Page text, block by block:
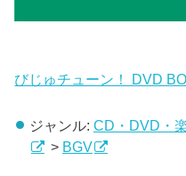
びじゅチューン！ DVD
ジャンル: CD・DVD・
> BGV